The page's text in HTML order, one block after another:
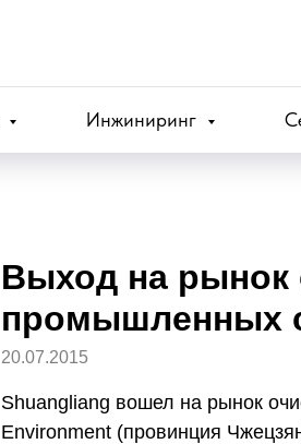
Инжиниринг
Shuangliang вошел на рынок
Environment (провинция
Выход на рынок
промышленных
20.07.2015